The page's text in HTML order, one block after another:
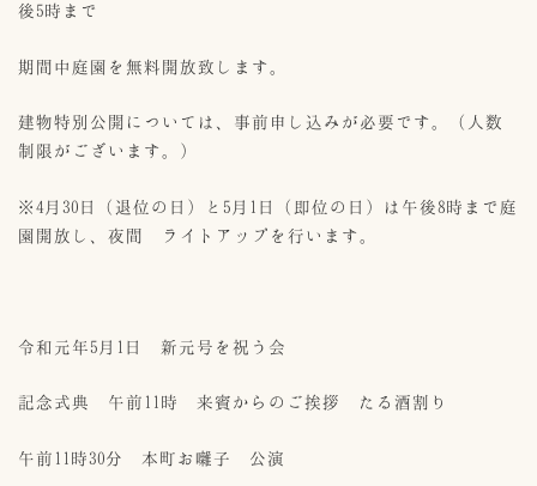
後5時まで
期間中庭園を無料開放致します。
建物特別公開については、事前申し込みが必要です。（人数
制限がございます。）
※4月30日（退位の日）と5月1日（即位の日）は午後8時まで庭
園開放し、夜間 ライトアップを行います。
令和元年5月1日 新元号を祝う会
記念式典 午前11時 来賓からのご挨拶 たる酒割り
午前11時30分 本町お囃子 公演